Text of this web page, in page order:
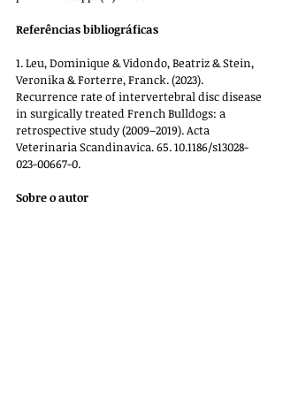
Referências bibliográficas
1. Leu, Dominique & Vidondo, Beatriz & Stein,
Veronika & Forterre, Franck. (2023).
Recurrence rate of intervertebral disc disease
in surgically treated French Bulldogs: a
retrospective study (2009–2019). Acta
Veterinaria Scandinavica. 65. 10.1186/s13028-
023-00667-0.
Sobre o autor